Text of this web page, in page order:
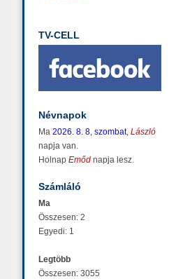
TV-CELL
Névnapok
Ma 2026. 8. 8, szombat, László
napja van.
Holnap Emőd napja lesz.
Számláló
Ma
Összesen: 2
Egyedi: 1
Legtöbb
Összesen: 3055